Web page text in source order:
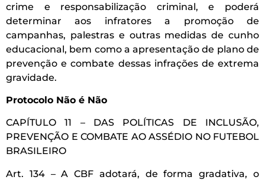
crime e responsabilização criminal, e poderá
determinar aos infratores a promoção de
campanhas, palestras e outras medidas de cunho
educacional, bem como a apresentação de plano de
prevenção e combate dessas infrações de extrema
gravidade.
Protocolo Não é Não
CAPÍTULO 11 – DAS POLÍTICAS DE INCLUSÃO,
PREVENÇÃO E COMBATE AO ASSÉDIO NO FUTEBOL
BRASILEIRO
Art. 134 – A CBF adotará, de forma gradativa, o